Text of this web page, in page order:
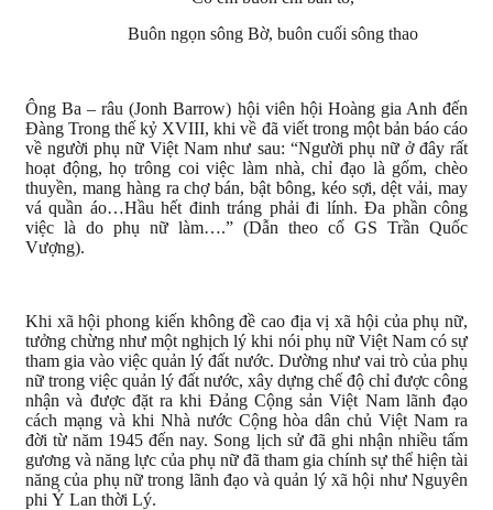
Buôn ngọn sông Bờ, buôn cuối sông thao
Ông Ba – râu (Jonh Barrow) hội viên hội Hoàng gia Anh đến
Đàng Trong thế kỷ XVIII, khi về đã viết trong một bản báo cáo
về người phụ nữ Việt Nam như sau: “Người phụ nữ ở đây rất
hoạt động, họ trông coi việc làm nhà, chỉ đạo là gốm, chèo
thuyền, mang hàng ra chợ bán, bật bông, kéo sợi, dệt vải, may
vá quần áo…Hầu hết đinh tráng phải đi lính. Đa phần công
việc là do phụ nữ làm….” (Dẫn theo cố GS Trần Quốc
Vượng).
Khi xã hội phong kiến không đề cao địa vị xã hội của phụ nữ,
tưởng chừng như một nghịch lý khi nói phụ nữ Việt Nam có sự
tham gia vào việc quản lý đất nước. Dường như vai trò của phụ
nữ trong việc quản lý đất nước, xây dựng chế độ chỉ được công
nhận và được đặt ra khi Đảng Cộng sản Việt Nam lãnh đạo
cách mạng và khi Nhà nước Cộng hòa dân chủ Việt Nam ra
đời từ năm 1945 đến nay. Song lịch sử đã ghi nhận nhiều tấm
gương và năng lực của phụ nữ đã tham gia chính sự thể hiện tài
năng của phụ nữ trong lãnh đạo và quản lý xã hội như Nguyên
phi Ỷ Lan thời Lý.